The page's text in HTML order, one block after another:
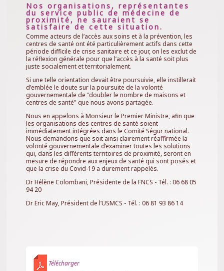
Nos organisations, représentantes
du service public de médecine de
proximité, ne sauraient se
satisfaire de cette situation.
Comme acteurs de l’accès aux soins et à la prévention, les
centres de santé ont été particulièrement actifs dans cette
période difficile de crise sanitaire et ce jour, on les exclut de
la réflexion générale pour que l’accès à la santé soit plus
juste socialement et territorialement.
Si une telle orientation devait être poursuivie, elle instillerait
d'emblée le doute sur la poursuite de la volonté
gouvernementale de "doubler le nombre de maisons et
centres de santé" que nous avons partagée.
Nous en appelons à Monsieur le Premier Ministre, afin que
les organisations des centres de santé soient
immédiatement intégrées dans le Comité Ségur national.
Nous demandons que soit ainsi clairement réaffirmée la
volonté gouvernementale d’examiner toutes les solutions
qui, dans les différents territoires de proximité, seront en
mesure de répondre aux enjeux de santé qui sont posés et
que la crise du Covid-19 a durement rappelés.
Dr Hélène Colombani, Présidente de la FNCS - Tél. : 06 68 05
94 20
Dr Eric May, Président de l’USMCS - Tél. : 06 81 93 86 14
Télécharger